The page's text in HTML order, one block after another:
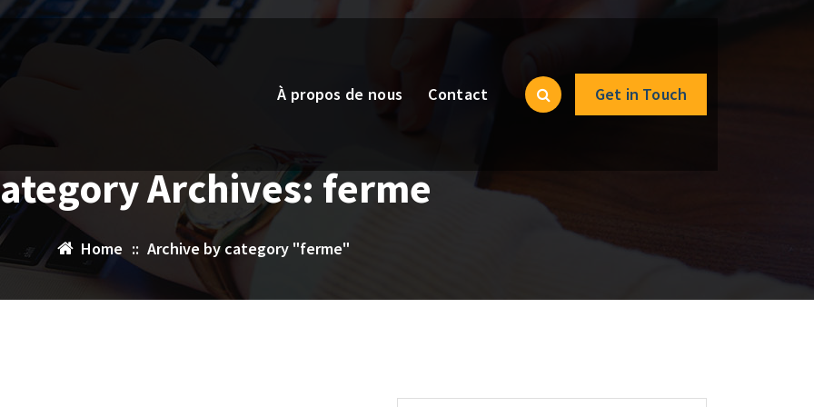
À propos de nous Contact Get in Touch
Archives: ferme
Home :: Archive by category "ferme"